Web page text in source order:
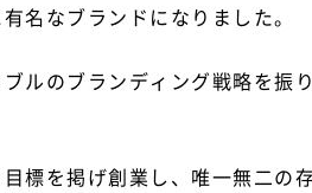
名なブランドになりました。
ルのブランディング戦略を振
標を掲げ創業し、唯一無二の